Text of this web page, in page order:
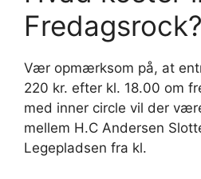
Fredagsrock?
Vær opmærksom på, at
220 kr. efter kl. 18.00 om
med inner circle vil der
mellem H.C Andersen
Legepladsen fra kl.